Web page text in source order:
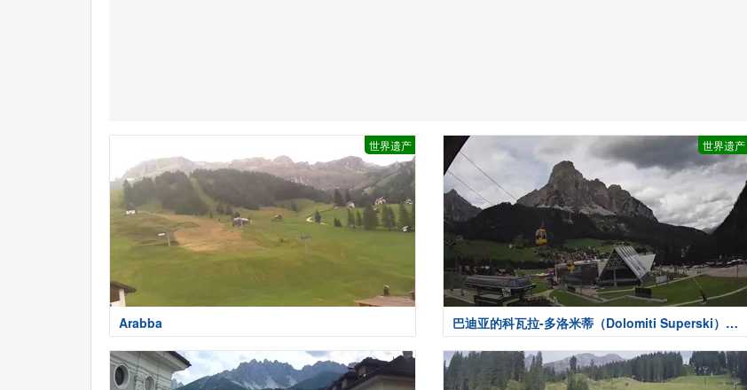
世界遗产
Arabba
世界遗产
巴迪亚的科瓦拉-多洛米蒂（Dolomiti Superski）-
天气